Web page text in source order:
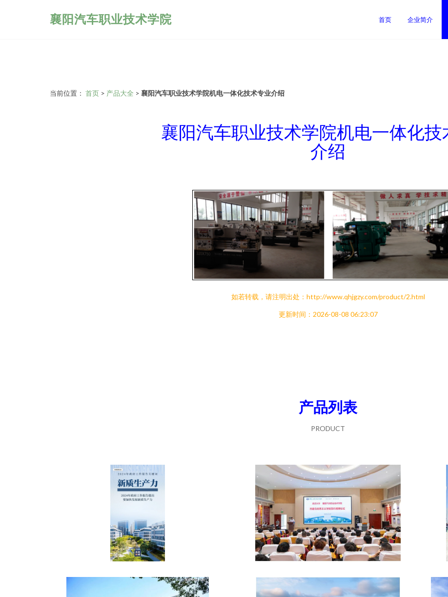
襄阳汽车职业技术学院 首页 企业简介
当前位置： 首页 > 产品大全 > 襄阳汽车职业技术学院机电一体化技术专业介绍
襄阳汽车职业技术学院机电一体化技
介绍
如若转载，请注明出处：http://www.qhjgzy.com/product/2.html
更新时间：2026-08-08 06:23:07
产品列表
PRODUCT